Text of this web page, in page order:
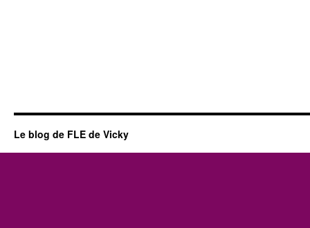
Le blog de FLE de Vicky